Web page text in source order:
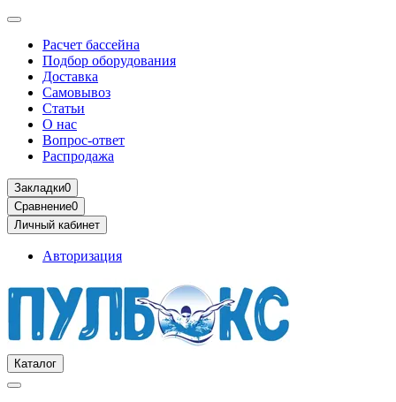
Расчет бассейна
Подбор оборудования
Доставка
Самовывоз
Статьи
О нас
Вопрос-ответ
Распродажа
Закладки0
Сравнение0
Личный кабинет
Авторизация
Каталог